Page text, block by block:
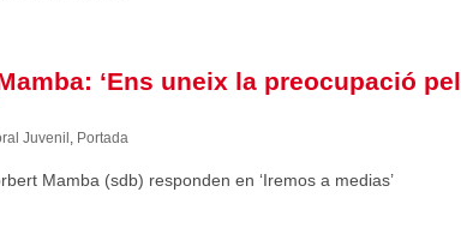
‘Ens uneix la preocupació
Juvenil , Portada
Mamba (sdb) responden en ‘Iremos a medias’